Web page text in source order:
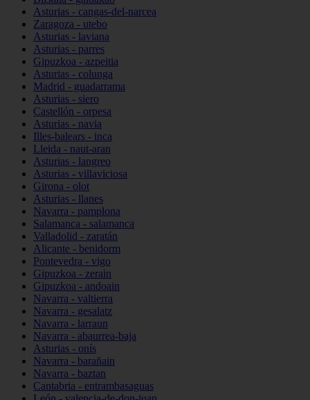
Asturias - cangas-del-narcea
Zaragoza - utebo
Asturias - laviana
Asturias - parres
Gipuzkoa - azpeitia
Asturias - colunga
Madrid - guadarrama
Asturias - siero
Castellón - orpesa
Asturias - navia
Illes-balears - inca
Lleida - naut-aran
Asturias - langreo
Asturias - villaviciosa
Girona - olot
Asturias - llanes
Navarra - pamplona
Salamanca - salamanca
Valladolid - zaratán
Alicante - benidorm
Pontevedra - vigo
Gipuzkoa - zerain
Gipuzkoa - andoain
Navarra - valtierra
Navarra - gesalatz
Navarra - larraun
Navarra - abaurrea-baja
Asturias - onís
Navarra - barañain
Navarra - baztan
Cantabria - entrambasaguas